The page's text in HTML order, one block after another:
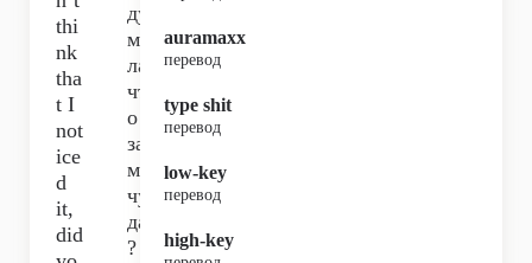
thi
nk
tha
t I
not
ice
d
it,
did
ду
ма
ла,
чт
о я
за
ме
чу,
да
?
auramaxx
перевод
type shit
перевод
low-key
перевод
high-key